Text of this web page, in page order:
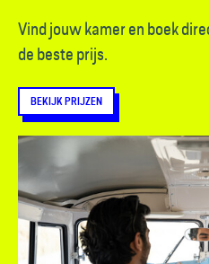
Vind jouw kamer en boek
de beste prijs.
BEKIJK PRIJZEN